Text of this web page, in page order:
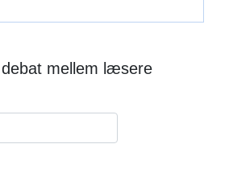
mellem læsere